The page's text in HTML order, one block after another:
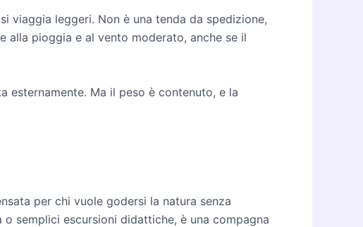
viaggia leggeri. Non è una tenda da spedizione,
alla pioggia e al vento moderato, anche se il
esternamente. Ma il peso è contenuto, e la
per chi vuole godersi la natura senza
semplici escursioni didattiche, è una compagna